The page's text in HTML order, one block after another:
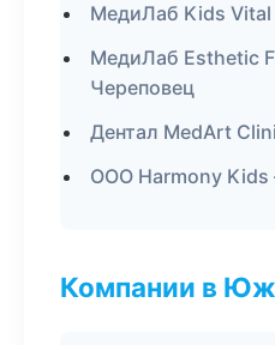
МедиЛаб Kids
МедиЛаб Esthetic
Череповец
Дентал MedArt
ООО Harmony
Компании в